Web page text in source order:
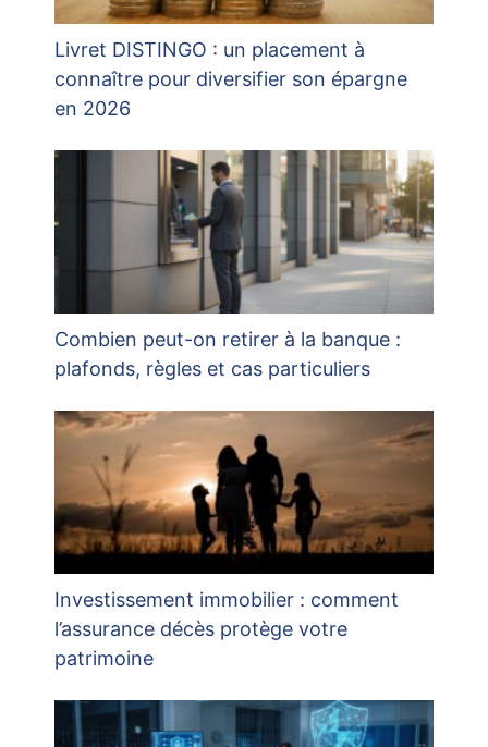
Livret DISTINGO : un placement à
connaître pour diversifier son épargne
en 2026
Combien peut-on retirer à la banque :
plafonds, règles et cas particuliers
Investissement immobilier : comment
l’assurance décès protège votre
patrimoine